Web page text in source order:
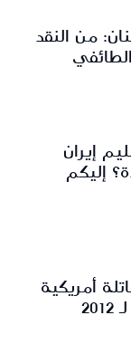
من النقد
إيران
إليكم
أمريكية